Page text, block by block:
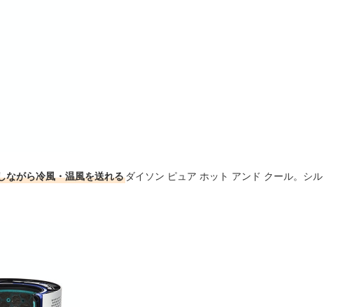
ながら冷風・温風を送れる ダイソン ピュア ホット アンド クール。シル